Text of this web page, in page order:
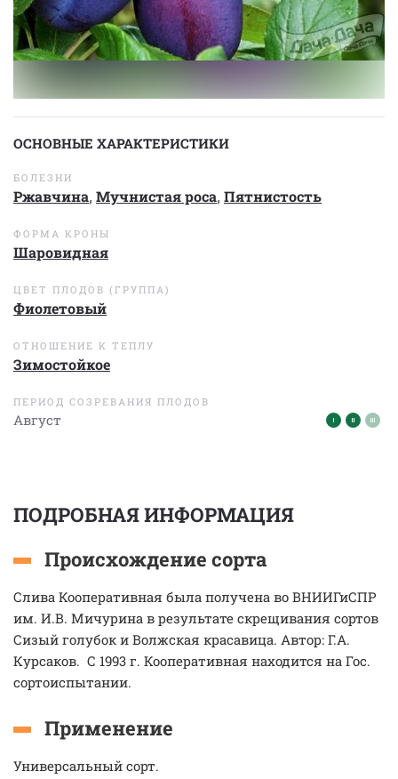
ОСНОВНЫЕ ХАРАКТЕРИСТИКИ
БОЛЕЗНИ
Ржавчина, Мучнистая роса, Пятнистость
ФОРМА КРОНЫ
Шаровидная
ЦВЕТ ПЛОДОВ (ГРУППА)
Фиолетовый
ОТНОШЕНИЕ К ТЕПЛУ
Зимостойкое
ПЕРИОД СОЗРЕВАНИЯ ПЛОДОВ
Август
ПОДРОБНАЯ ИНФОРМАЦИЯ
Происхождение сорта
Слива Кооперативная была получена во ВНИИГиСПР
им. И.В. Мичурина в результате скрещивания сортов
Сизый голубок и Волжская красавица. Автор: Г.А.
Курсаков. С 1993 г. Кооперативная находится на Гос.
сортоиспытании.
Применение
Универсальный сорт.